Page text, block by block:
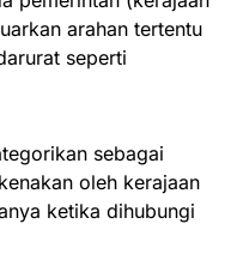
arahan tertentu
seperti
sebagai
oleh kerajaan
ketika dihubungi